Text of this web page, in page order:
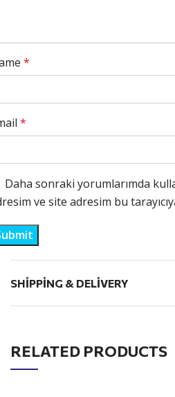
*
*
Daha sonraki yorumlarımda
ve site adresim bu
SHIPPING & DELIVERY
RELATED PRODUCTS